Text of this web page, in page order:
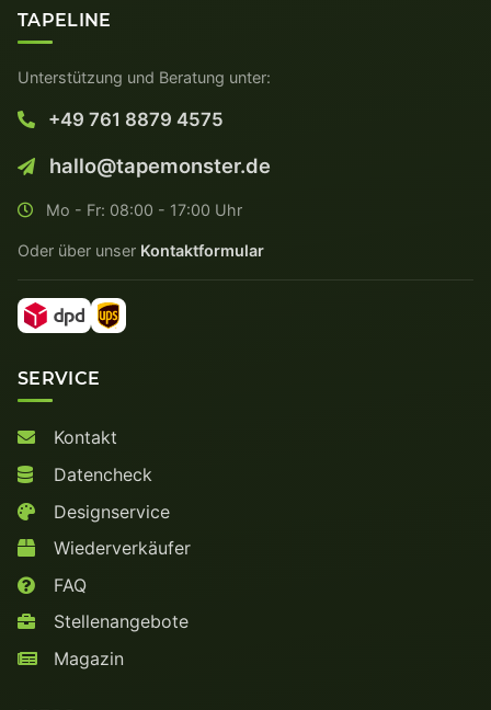
TAPELINE
Unterstützung und Beratung unter:
+49 761 8879 4575
hallo@tapemonster.de
Mo - Fr: 08:00 - 17:00 Uhr
Oder über unser Kontaktformular
SERVICE
Kontakt
Datencheck
Designservice
Wiederverkäufer
FAQ
Stellenangebote
Magazin